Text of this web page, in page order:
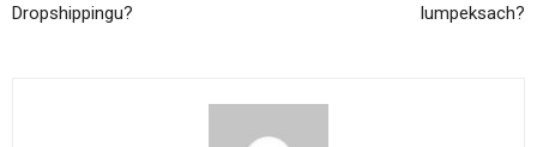
Dropshippingu?
lumpeksach?